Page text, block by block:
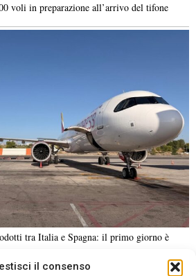
il consenso
voli in preparazione all’arrivo del tifone
tra Italia e Spagna: il primo giorno è